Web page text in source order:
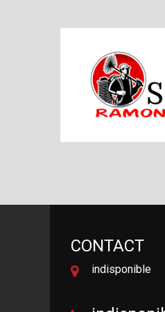
CONTACT
indisponible